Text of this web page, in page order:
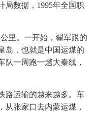
局数据，1995年全国职
里。一开始，翟军跟的
岛，也就是中国运煤的
一周跑一趟大秦线，
路运输的越来越多。车
从张家口去内蒙运煤，